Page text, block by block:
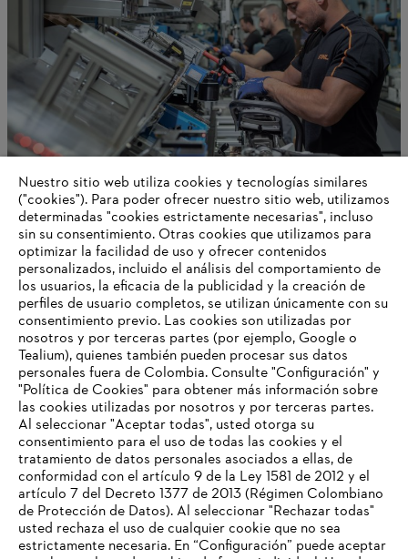
STIHL como empresa
Información para proveedores
Productos
Contacto
Carrera profesional
Sistema de denuncia de irregularidades
Nuestro sitio web utiliza cookies y tecnologías similares
("cookies"). Para poder ofrecer nuestro sitio web, utilizamos
determinadas "cookies estrictamente necesarias", incluso
sin su consentimiento. Otras cookies que utilizamos para
optimizar la facilidad de uso y ofrecer contenidos
personalizados, incluido el análisis del comportamiento de
los usuarios, la eficacia de la publicidad y la creación de
perfiles de usuario completos, se utilizan únicamente con su
consentimiento previo. Las cookies son utilizadas por
nosotros y por terceras partes (por ejemplo, Google o
Tealium), quienes también pueden procesar sus datos
personales fuera de Colombia. Consulte "Configuración" y
"Política de Cookies" para obtener más información sobre
las cookies utilizadas por nosotros y por terceras partes.
Al seleccionar "Aceptar todas", usted otorga su
consentimiento para el uso de todas las cookies y el
tratamiento de datos personales asociados a ellas, de
conformidad con el artículo 9 de la Ley 1581 de 2012 y el
artículo 7 del Decreto 1377 de 2013 (Régimen Colombiano
de Protección de Datos). Al seleccionar "Rechazar todas"
usted rechaza el uso de cualquier cookie que no sea
estrictamente necesaria. En “Configuración” puede aceptar